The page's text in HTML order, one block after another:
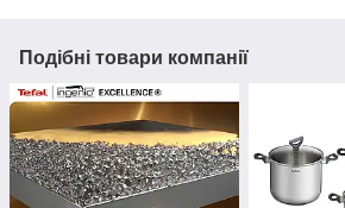
Подібні товари компанії